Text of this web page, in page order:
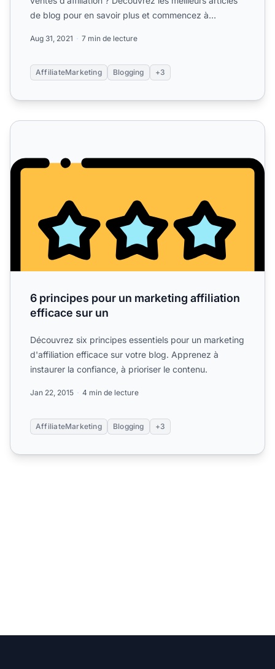
de blog pour en savoir plus et commencez à
Aug 31, 2021 7 min de lecture
AffiliateMarketing Blogging +3
6 principes pour un marketing affiliation efficace sur un
6 principes pour un marketing affiliation
efficace sur un
Découvrez six principes essentiels pour un marketing
d'affiliation efficace sur votre blog. Apprenez à
instaurer la confiance, à prioriser le contenu.
Jan 22, 2015 4 min de lecture
AffiliateMarketing Blogging +3